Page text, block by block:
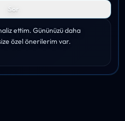
Sor
ettim. Gününüzü daha
özel önerilerim var.